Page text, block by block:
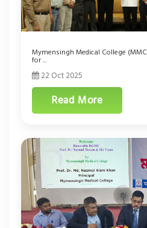
Mymensingh Medical College
for ...
22 Oct 2025
Read More